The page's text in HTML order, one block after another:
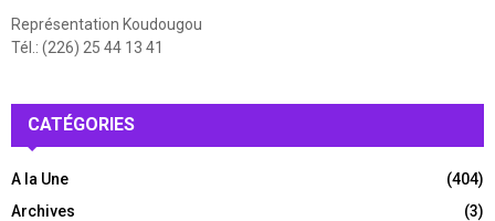
Représentation Koudougou
Tél.: (226) 25 44 13 41
CATÉGORIES
A la Une
(404)
Archives
(3)